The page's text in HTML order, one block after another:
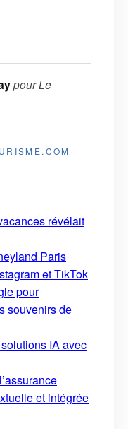
pourLe
révélait
Paris
et TikTok
pour
souvenirs de
IA avec
et intégrée